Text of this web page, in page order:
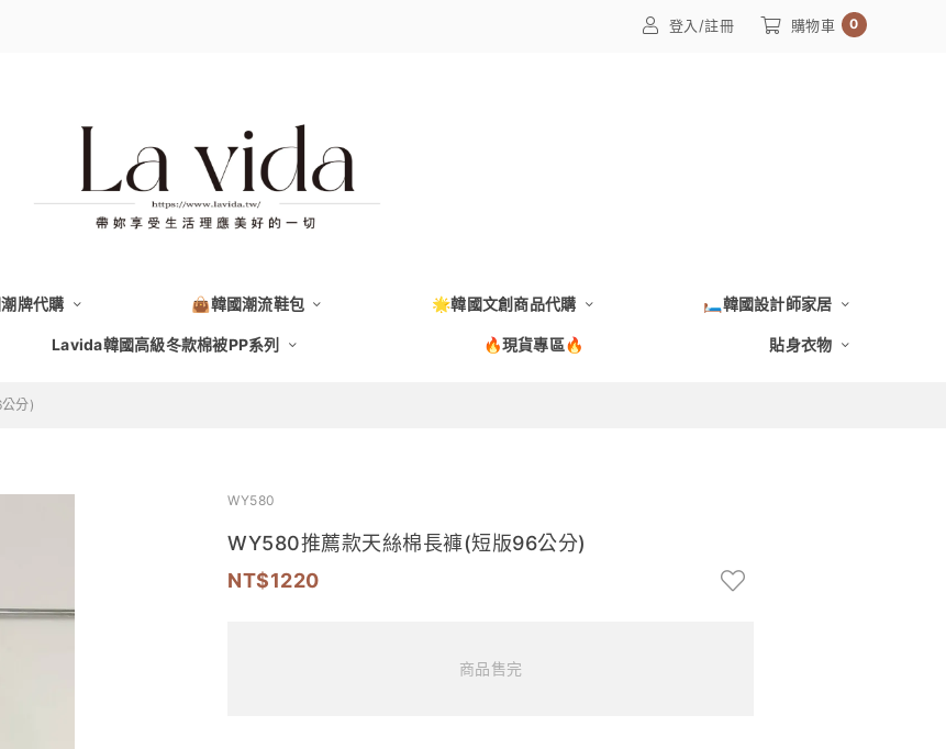
登入/註冊 購物車 0
牌代購 👜韓國潮流鞋包 🌟韓國文創商品代購 🛏️韓國設計師家居
Lavida韓國高級冬款棉被PP系列 🔥現貨專區🔥 貼身衣物
分)
WY580
WY580推薦款天絲棉長褲(短版96公分)
1220
商品售完